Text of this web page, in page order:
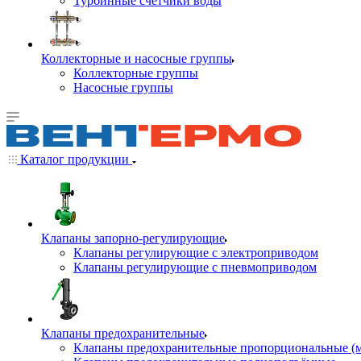
Коллекторные и насосные группы
Коллекторные группы
Насосные группы
Каталог продукции
Клапаны запорно-регулирующие
Клапаны регулирующие с электроприводом
Клапаны регулирующие с пневмоприводом
Клапаны предохранительные
Клапаны предохранительные пропорциональные